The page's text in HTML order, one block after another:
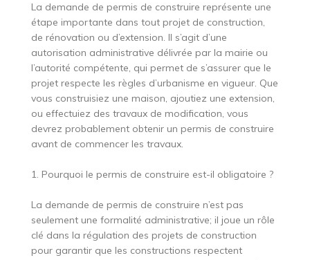
La demande de permis de construire représente une
étape importante dans tout projet de construction,
de rénovation ou d’extension. Il s’agit d’une
autorisation administrative délivrée par la mairie ou
l’autorité compétente, qui permet de s’assurer que le
projet respecte les règles d’urbanisme en vigueur. Que
vous construisiez une maison, ajoutiez une extension,
ou effectuiez des travaux de modification, vous
devrez probablement obtenir un permis de construire
avant de commencer les travaux.
1. Pourquoi le permis de construire est-il obligatoire ?
La demande de permis de construire n’est pas
seulement une formalité administrative; il joue un rôle
clé dans la régulation des projets de construction
pour garantir que les constructions respectent